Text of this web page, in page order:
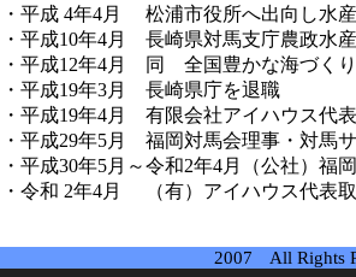
・平成 4年4月 松浦市役所へ出向し水
・平成10年4月 長崎県対馬支庁農政水
・平成12年4月 同 全国豊かな海づく
・平成19年3月 長崎県庁を退職
・平成19年4月 有限会社アイハウス代
・平成29年5月 福岡対馬会理事・対馬
・平成30年5月～令和2年4月（公社）福
・令和 2年4月 （有）アイハウス代表
2007 All Rights